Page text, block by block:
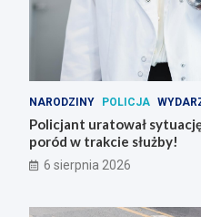
NARODZINY POLICJA
Policjant uratował
poród w trakcie służby!
6 sierpnia 2026